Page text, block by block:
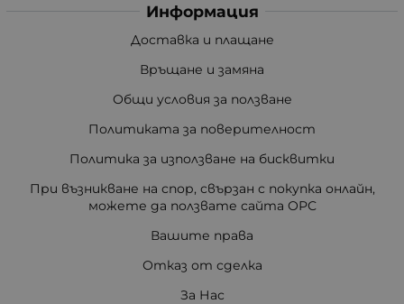
Информация
Доставка и плащане
Връщане и замяна
Общи условия за ползване
Политиката за поверителност
Политика за използване на бисквитки
При възникване на спор, свързан с покупка онлайн,
можете да ползвате сайта ОРС
Вашите права
Отказ от сделка
За Нас